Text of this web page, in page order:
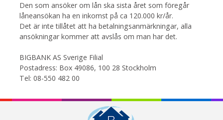
Den som ansöker om lån ska sista året som föregår
låneansökan ha en inkomst på ca 120.000 kr/år.
Det är inte tillåtet att ha betalningsanmärkningar, alla
ansökningar kommer att avslås om man har det.
BIGBANK AS Sverige Filial
Postadress: Box 49086, 100 28 Stockholm
Tel: 08-550 482 00